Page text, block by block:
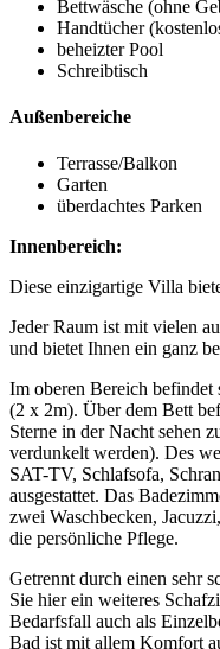
Bettwäsche (ohne
Handtücher
beheizter Pool
Schreibtisch
Außenbereiche
Terrasse/Balkon
Garten
überdachtes Parken
Innenbereich:
Diese einzigartige Villa
Jeder Raum ist mit vielen
und bietet Ihnen ein ganz
Im oberen Bereich
(2 x 2m). Über dem Bett
Sterne in der Nacht sehen
verdunkelt werden). Des
SAT-TV, Schlafsofa,
ausgestattet. Das
zwei Waschbecken,
die persönliche Pflege.
Getrennt durch einen sehr
Sie hier ein weiteres
Bedarfsfall auch als
Bad ist mit allem Komfort